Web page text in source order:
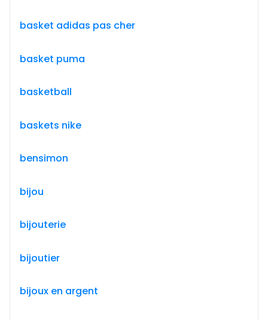
basket adidas pas cher
basket puma
basketball
baskets nike
bensimon
bijou
bijouterie
bijoutier
bijoux en argent